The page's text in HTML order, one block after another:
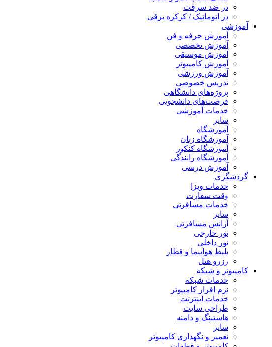
در ضد سرقت
در اتوماتیک / کرکره برقی
آموزشی
آموزش حرفه و فن
آموزش تخصصی
آموزش موسیقی
آموزش کامپیوتر
آموزش ورزشی
تدریس خصوصی
پروژه‌های دانشگاهی
فرصت‌های دانشجویی
خدمات آموزشی
سایر
آموزشگاه
آموزشگاه زبان
آموزشگاه کنکور
آموزشگاه رانندگی
آموزش درسی
گردشگری
خدمات ویزا
وقت سفارت
خدمات مسافرتی
سایر
آژانس مسافرتی
تور خارجی
تور داخلی
بلیط هواپیما و قطار
رزرو هتل
کامپیوتر و شبکه
خدمات شبکه
نرم افزار کامپیوتر
خدمات اینترنت
طراحی سایت
هاستینگ و دامنه
سایر
تعمیر و نگهداری کامپیوتر